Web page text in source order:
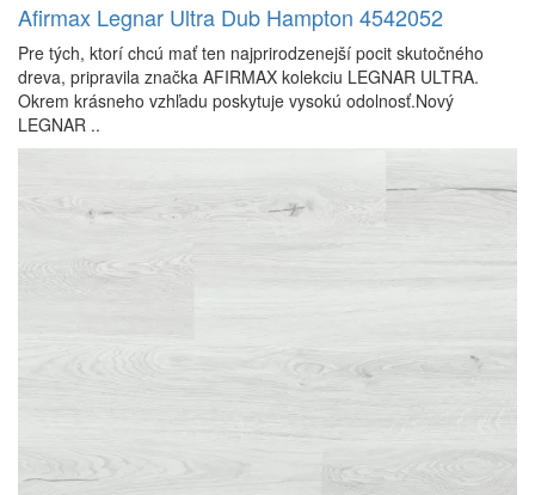
Afirmax Legnar Ultra Dub Hampton 4542052
Pre tých, ktorí chcú mať ten najprirodzenejší pocit skutočného
dreva, pripravila značka AFIRMAX kolekciu LEGNAR ULTRA.
Okrem krásneho vzhľadu poskytuje vysokú odolnosť.Nový
LEGNAR ..